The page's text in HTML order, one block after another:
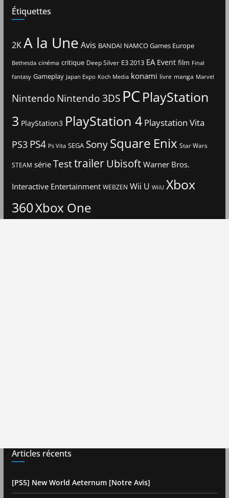
Étiquettes
2KA la Une Avis BANDAI NAMCO Games Europe
Bethesda cinéma critique Deep Silver E3 2013 EA Event film Final
fantasy Gameplay Japan Expo Koch Media konami livre manga Marvel
Nintendo Nintendo 3DS PCPlayStation
3 PlayStation3 PlayStation 4 Playstation Vita
PS3 PS4 Ps Vita SEGA Sony Square Enix Star Wars
STEAM série TesttrailerUbisoftWarner Bros.
Interactive Entertainment WEBZEN Wii U WiiU Xbox
360Xbox One
Articles récents
[PS5] New World Aeternum [Notre Avis]